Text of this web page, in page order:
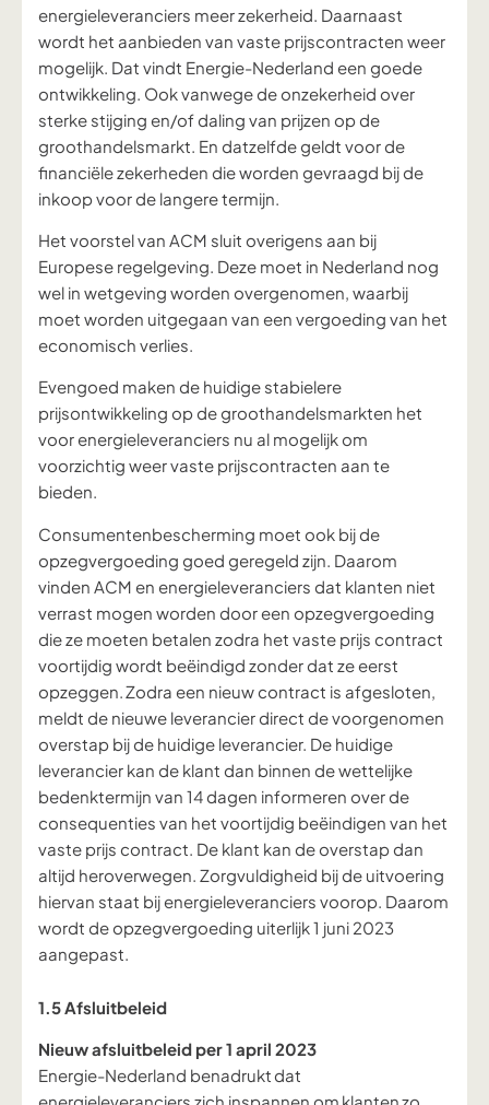
energieleveranciers meer zekerheid. Daarnaast
wordt het aanbieden van vaste prijscontracten weer
mogelijk. Dat vindt Energie-Nederland een goede
ontwikkeling. Ook vanwege de onzekerheid over
sterke stijging en/of daling van prijzen op de
groothandelsmarkt. En datzelfde geldt voor de
financiële zekerheden die worden gevraagd bij de
inkoop voor de langere termijn.
Het voorstel van ACM sluit overigens aan bij
Europese regelgeving. Deze moet in Nederland nog
wel in wetgeving worden overgenomen, waarbij
moet worden uitgegaan van een vergoeding van het
economisch verlies.
Evengoed maken de huidige stabielere
prijsontwikkeling op de groothandelsmarkten het
voor energieleveranciers nu al mogelijk om
voorzichtig weer vaste prijscontracten aan te
bieden.
Consumentenbescherming moet ook bij de
opzegvergoeding goed geregeld zijn. Daarom
vinden ACM en energieleveranciers dat klanten niet
verrast mogen worden door een opzegvergoeding
die ze moeten betalen zodra het vaste prijs contract
voortijdig wordt beëindigd zonder dat ze eerst
opzeggen. Zodra een nieuw contract is afgesloten,
meldt de nieuwe leverancier direct de voorgenomen
overstap bij de huidige leverancier. De huidige
leverancier kan de klant dan binnen de wettelijke
bedenktermijn van 14 dagen informeren over de
consequenties van het voortijdig beëindigen van het
vaste prijs contract. De klant kan de overstap dan
altijd heroverwegen. Zorgvuldigheid bij de uitvoering
hiervan staat bij energieleveranciers voorop. Daarom
wordt de opzegvergoeding uiterlijk 1 juni 2023
aangepast.
1.5 Afsluitbeleid
Nieuw afsluitbeleid per 1 april 2023
Energie-Nederland benadrukt dat